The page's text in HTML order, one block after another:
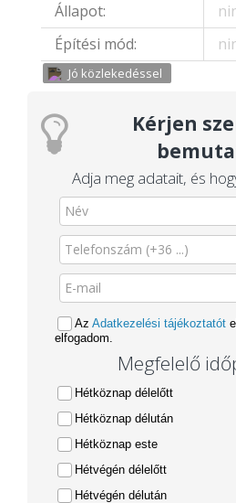
Állapot:
Építési mód:
Jó közlekedéssel
Kérjen
Adja meg adatait, és
Az Adatkezelési tájékoztatót
elfogadom.
Megfelelő
Hétköznap délelőtt
Hétköznap délután
Hétköznap este
Hétvégén délelőtt
Hétvégén délután